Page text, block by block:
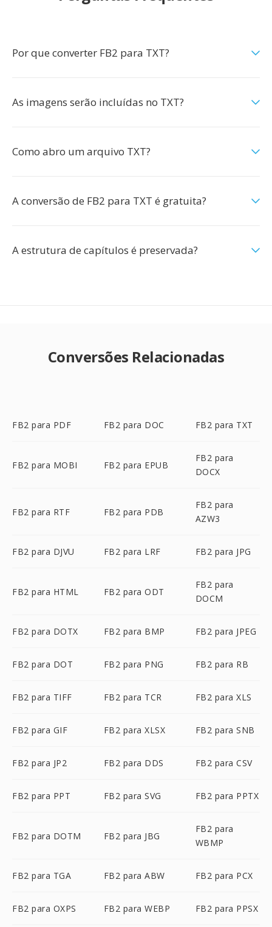
Por que converter FB2 para TXT?
As imagens serão incluídas no TXT?
Como abro um arquivo TXT?
A conversão de FB2 para TXT é gratuita?
A estrutura de capítulos é preservada?
Conversões Relacionadas
FB2 para PDF FB2 para DOC FB2 para TXT
FB2 para MOBI FB2 para EPUB
FB2 para
DOCX
FB2 para RTF FB2 para PDB
FB2 para
AZW3
FB2 para DJVU FB2 para LRF FB2 para JPG
FB2 para HTML FB2 para ODT
FB2 para
DOCM
FB2 para DOTX FB2 para BMP FB2 para JPEG
FB2 para DOT FB2 para PNG FB2 para RB
FB2 para TIFF FB2 para TCR FB2 para XLS
FB2 para GIF FB2 para XLSX FB2 para SNB
FB2 para JP2 FB2 para DDS FB2 para CSV
FB2 para PPT FB2 para SVG FB2 para PPTX
FB2 para DOTM FB2 para JBG
FB2 para
WBMP
FB2 para TGA FB2 para ABW FB2 para PCX
FB2 para OXPS FB2 para WEBP FB2 para PPSX